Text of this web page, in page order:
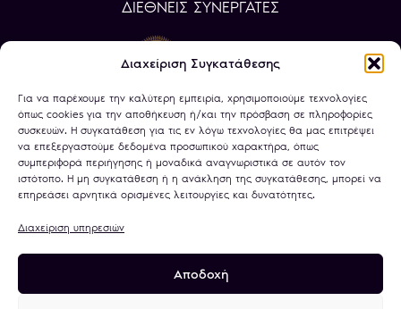
Διαχείριση Συγκατάθεσης
Για να παρέχουμε την καλύτερη εμπειρία, χρησιμοποιούμε τεχνολογίες
όπως cookies για την αποθήκευση ή/και την πρόσβαση σε πληροφορίες
συσκευών. Η συγκατάθεση για τις εν λόγω τεχνολογίες θα μας επιτρέψει
να επεξεργαστούμε δεδομένα προσωπικού χαρακτήρα, όπως
συμπεριφορά περιήγησης ή μοναδικά αναγνωριστικά σε αυτόν τον
ιστότοπο. Η μη συγκατάθεση ή η ανάκληση της συγκατάθεσης, μπορεί να
επηρεάσει αρνητικά ορισμένες λειτουργίες και δυνατότητες.
Διαχείριση υπηρεσιών
Αποδοχή
ΔΙΕΘΝΕΙΣ ΣΥΝΕΡΓΑΤΕΣ
Πολιτική Απορρήτου
Όροι Χρήσης
Χρήση Cookies
Τραπεζικοί Λογαριασμοί